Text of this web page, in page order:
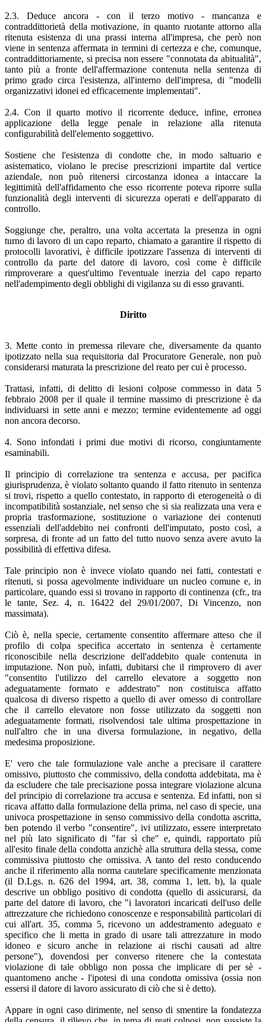
2.3. Deduce ancora - con il terzo motivo - mancanza e
contraddittorietà della motivazione, in quanto ruotante attorno alla
ritenuta esistenza di una prassi interna all'impresa, che però non
viene in sentenza affermata in termini di certezza e che, comunque,
contraddittoriamente, si precisa non essere "connotata da abitualità",
tanto più a fronte dell'affermazione contenuta nella sentenza di
primo grado circa l'esistenza, all'interno dell'impresa, di "modelli
organizzativi idonei ed efficacemente implementati".
2.4. Con il quarto motivo il ricorrente deduce, infine, erronea
applicazione della legge penale in relazione alla ritenuta
configurabilità dell'elemento soggettivo.
Sostiene che l'esistenza di condotte che, in modo saltuario e
asistematico, violano le precise prescrizioni impartite dal vertice
aziendale, non può ritenersi circostanza idonea a intaccare la
legittimità dell'affidamento che esso ricorrente poteva riporre sulla
funzionalità degli interventi di sicurezza operati e dell'apparato di
controllo.
Soggiunge che, peraltro, una volta accertata la presenza in ogni
turno di lavoro di un capo reparto, chiamato a garantire il rispetto di
protocolli lavorativi, è difficile ipotizzare l'assenza di interventi di
controllo da parte del datore di lavoro, così come è difficile
rimproverare a quest'ultimo l'eventuale inerzia del capo reparto
nell'adempimento degli obblighi di vigilanza su di esso gravanti.
Diritto
3. Mette conto in premessa rilevare che, diversamente da quanto
ipotizzato nella sua requisitoria dal Procuratore Generale, non può
considerarsi maturata la prescrizione del reato per cui è processo.
Trattasi, infatti, di delitto di lesioni colpose commesso in data 5
febbraio 2008 per il quale il termine massimo di prescrizione è da
individuarsi in sette anni e mezzo; termine evidentemente ad oggi
non ancora decorso.
4. Sono infondati i primi due motivi di ricorso, congiuntamente
esaminabili.
Il principio di correlazione tra sentenza e accusa, per pacifica
giurisprudenza, è violato soltanto quando il fatto ritenuto in sentenza
si trovi, rispetto a quello contestato, in rapporto di eterogeneità o di
incompatibilità sostanziale, nel senso che si sia realizzata una vera e
propria trasformazione, sostituzione o variazione dei contenuti
essenziali dell'addebito nei confronti dell'imputato, posto così, a
sorpresa, di fronte ad un fatto del tutto nuovo senza avere avuto la
possibilità di effettiva difesa.
Tale principio non è invece violato quando nei fatti, contestati e
ritenuti, si possa agevolmente individuare un nucleo comune e, in
particolare, quando essi si trovano in rapporto di continenza (cfr., tra
le tante, Sez. 4, n. 16422 del 29/01/2007, Di Vincenzo, non
massimata).
Ciò è, nella specie, certamente consentito affermare atteso che il
profilo di colpa specifica accertato in sentenza è certamente
riconoscibile nella descrizione dell'addebito quale contenuta in
imputazione. Non può, infatti, dubitarsi che il rimprovero di aver
"consentito l'utilizzo del carrello elevatore a soggetto non
adeguatamente formato e addestrato" non costituisca affatto
qualcosa di diverso rispetto a quello di aver omesso di controllare
che il carrello elevatore non fosse utilizzato da soggetti non
adeguatamente formati, risolvendosi tale ultima prospettazione in
null'altro che in una diversa formulazione, in negativo, della
medesima proposizione.
E' vero che tale formulazione vale anche a precisare il carattere
omissivo, piuttosto che commissivo, della condotta addebitata, ma è
da escludere che tale precisazione possa integrare violazione alcuna
del principio di correlazione tra accusa e sentenza. Ed infatti, non si
ricava affatto dalla formulazione della prima, nel caso di specie, una
univoca prospettazione in senso commissivo della condotta ascritta,
ben potendo il verbo "consentire", ivi utilizzato, essere interpretato
nel più lato significato di "far sì che" e, quindi, rapportato più
all'esito finale della condotta anzichè alla struttura della stessa, come
commissiva piuttosto che omissiva. A tanto del resto conducendo
anche il riferimento alla norma cautelare specificamente menzionata
(il D.Lgs. n. 626 del 1994, art. 38, comma 1, lett. b), la quale
descrive un obbligo positivo di condotta (quello di assicurarsi, da
parte del datore di lavoro, che "i lavoratori incaricati dell'uso delle
attrezzature che richiedono conoscenze e responsabilità particolari di
cui all'art. 35, comma 5, ricevono un addestramento adeguato e
specifico che li metta in grado di usare tali attrezzature in modo
idoneo e sicuro anche in relazione ai rischi causati ad altre
persone"), dovendosi per converso ritenere che la contestata
violazione di tale obbligo non possa che implicare di per sè -
quantomeno anche - l'ipotesi di una condotta omissiva (ossia non
essersi il datore di lavoro assicurato di ciò che si è detto).
Appare in ogni caso dirimente, nel senso di smentire la fondatezza